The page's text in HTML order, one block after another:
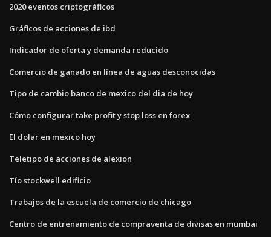
2020 eventos criptográficos
Gráficos de acciones de ibd
Indicador de oferta y demanda reducido
Comercio de ganado en línea de aguas desconocidas
Tipo de cambio banco de mexico del dia de hoy
Cómo configurar take profit y stop loss en forex
El dolar en mexico hoy
Teletipo de acciones de alexion
Tío stockwell edificio
Trabajos de la escuela de comercio de chicago
Centro de entrenamiento de compraventa de divisas en mumbai